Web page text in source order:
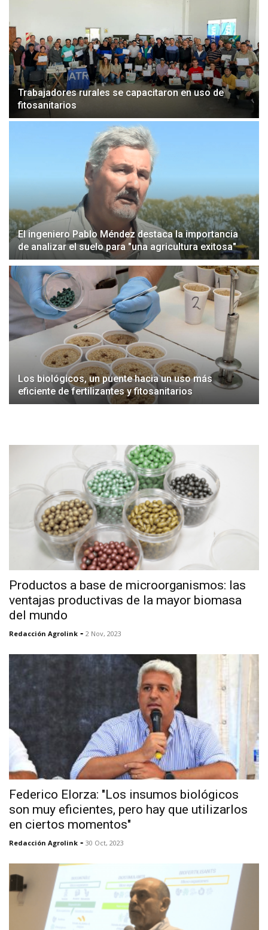
Trabajadores rurales se capacitaron en uso de
fitosanitarios
El ingeniero Pablo Méndez destaca la importancia
de analizar el suelo para "una agricultura exitosa"
Los biológicos, un puente hacia un uso más
eficiente de fertilizantes y fitosanitarios
Productos a base de microorganismos: las
ventajas productivas de la mayor biomasa
del mundo
Redacción Agrolink - 2 Nov, 2023
Federico Elorza: "Los insumos biológicos
son muy eficientes, pero hay que utilizarlos
en ciertos momentos"
Redacción Agrolink - 30 Oct, 2023